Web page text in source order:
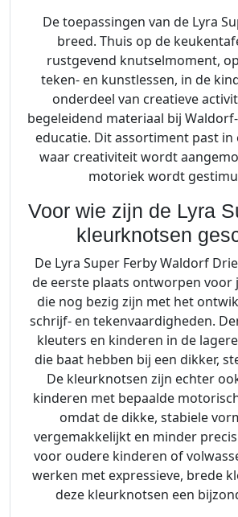
De toepassingen van de Lyra
breed. Thuis op de
rustgevend knutselmoment,
teken- en kunstlessen, in de
onderdeel van creatieve
begeleidend materiaal bij
educatie. Dit assortiment past in
waar creativiteit wordt
motoriek wordt
Voor wie zijn de Lyra
kleurknotsen
De Lyra Super Ferby Waldorf
de eerste plaats ontworpen voor
die nog bezig zijn met het
schrijf- en tekenvaardigheden.
kleuters en kinderen in de
die baat hebben bij een dikker,
De kleurknotsen zijn echter
kinderen met bepaalde
omdat de dikke, stabiele
vergemakkelijkt en minder
voor oudere kinderen of
werken met expressieve, brede
deze kleurknotsen een